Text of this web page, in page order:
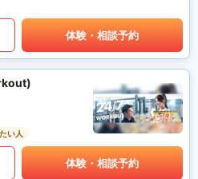
体験・相談予約
い人
体験・相談予約